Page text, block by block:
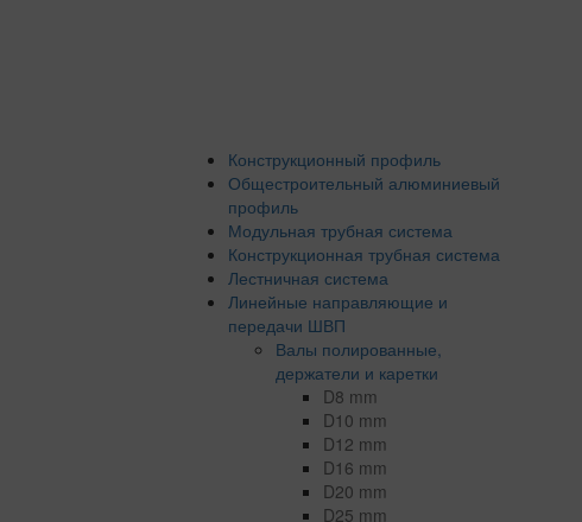
Конструкционный профиль
Общестроительный алюминиевый
профиль
Модульная трубная система
Конструкционная трубная система
Лестничная система
Линейные направляющие и
передачи ШВП
Валы полированные,
держатели и каретки
D8 mm
D10 mm
D12 mm
D16 mm
D20 mm
D25 mm